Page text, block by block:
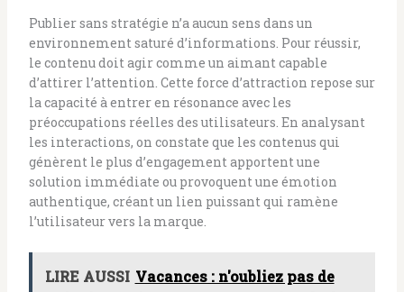
Publier sans stratégie n’a aucun sens dans un
environnement saturé d’informations. Pour réussir,
le contenu doit agir comme un aimant capable
d’attirer l’attention. Cette force d’attraction repose sur
la capacité à entrer en résonance avec les
préoccupations réelles des utilisateurs. En analysant
les interactions, on constate que les contenus qui
génèrent le plus d’engagement apportent une
solution immédiate ou provoquent une émotion
authentique, créant un lien puissant qui ramène
l’utilisateur vers la marque.
LIRE AUSSI Vacances : n'oubliez pas de